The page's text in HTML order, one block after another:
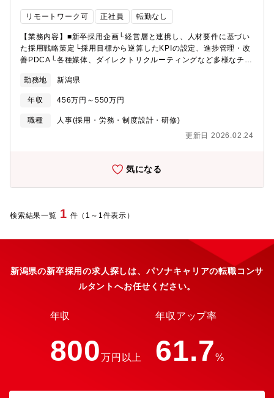
リモートワーク可 正社員 転勤なし
【業務内容】■新卒採用企画└経営層と連携し、人材要件に基づい
た採用戦略策定└採用目標から逆算したKPIの設定、進捗管理・改
善PDCA└各種媒体、ダイレクトリクルーティングなど多様なチャ
案・運営■選考設計、面談、面接対応└母集団ごとの選考フローの
最適化└志望動機を育てる「動機形成型面談」の実施└面接官トレ
ーニング■内定者フォロー└入社前オンボーディング（フォロー、
懇親、面談）設計■採用広報■学校訪問 等【仕事の魅力】ご経験
人事労務領域の専門性を広げることができます。【募集背景】私
も、簡単に、柔軟に働ける地域社会を創るため、ギグワークプラ
ットフォーム「matchbox」を提供しているスタートアップです。
全国で急激に労働力不足が加速しており、Matchboxの導入件数が
を強化していくための募集です。【入社後の体制】ご経験に合わ
さい。入社研修後は先輩社員によるOJTからスタートします。
勤務地 新潟県
年収 456万円～550万円
職種
人事(採用・労務・制度設計・研修)
更新日 2026.02.24
気になる
検索結果一覧 1 件（1～1件表示）
新潟県の新卒採用の求人探しは、パソナキャリアの転職コンサ
ルタントへお任せください。
年収
800万円以上
年収アップ率
61.7%